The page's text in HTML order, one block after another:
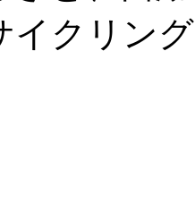
イクリン